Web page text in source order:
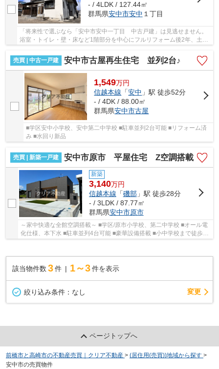
- / 4LDK / 127.44㎡
群馬県安中市安中 １丁目
「将来性で選ぶなら「安中市安中一丁目 中古戸建」は見逃せません。
浴室・トイレ・壁・床など1階部分を中心にフルリフォーム後2年、土間
売買 | 中古一戸建
安中市古屋再生住宅 並列2台♪
1,549万円
信越本線 「安中 」駅 徒歩52分
- / 4DK / 88.00㎡
群馬県安中市古屋
■学区安中小学校、安中第二中学校 ■駐車並列2台可能 ■リフォーム済
み ■水回り新品
売買 | 新築一戸建 安中市原市 平屋住宅 Z空調搭載
新築
3,140万円
信越本線 「磯部」駅 徒歩28分
- / 3LDK / 87.77㎡
群馬県安中市原市
～家中快適な全館空調搭載～ ■学区/原市小学校、第二中学校 ■オール電
化仕様、本下水 ■駐車並列4台可能 ■豪華設備搭載 ■小中学校まで徒歩10
該当物件数 3件 1～3 件を表示
絞り込み条件： なし 変更
ページトップへ
前橋市と高崎市の不動産売買｜クリア不動産 > (居住用(売買))地域から探す >
安中市の売買物件